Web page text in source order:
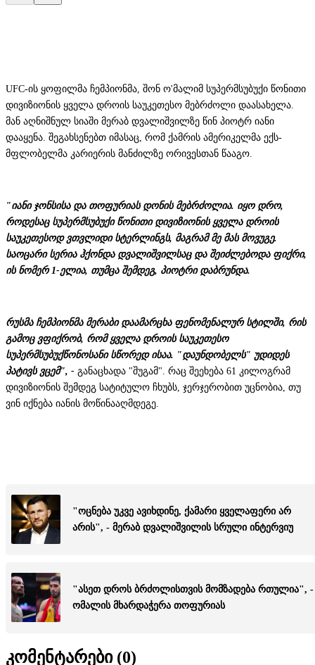
UFC-ის ყოფილმა ჩემპიონმა, შონ ო'მალიმ სუპერმსუბუქი წონითი
დივიზიონის ყველა დროის საუკეთესო მებრძოლი დაასახელა.
მან აღნიშნულ სიაში მერაბ დვალიშვილზე წინ პიოტრ იანი
დააყენა. შეგახსენებთ იმასაც, რომ ქამრის ამერიკელმა ექს-
მფლობელმა კარიერის მანძილზე ორივესთან წააგო.
"იანი ჯონსისა და თოფურიას დონის მებრძოლია. იყო დრო,
როდესაც სუპერმსუბუქი წონითი დივიზიონის ყველა დროის
საუკეთესოდ ვთვლიდი სტერლინგს, მაგრამ მე მას მოვუგე.
საოცარი სერია ჰქონდა დვალიშვილსაც და შეიძლებოდა ფიქრი,
ის ნომერ 1-ელია, თუმცა შემდეგ, პიოტრი დაბრუნდა.
რუსმა ჩემპიონმა მერაბი დაამარცხა ფენომენალურ სტილში, რის
გამოც ვფიქრობ, რომ ყველა დროის საუკეთესო
სუპერმსუბუქწონოსანი სწორედ ისაა. "დაუნდობელს" უდიდეს
პატივს ვცემ", - განაცხადა "შუგამ". რაც შეეხება 61 კილოგრამ
დივიზიონის შემდეგ სატიტულო ჩხუბს, ჯერჯერობით უცნობია, თუ
ვინ იქნება იანის მოწინააღმდეგე.
"ოცნება უკვე ავიხდინე, ქამარი ყველაფერი არ
არის", - მერაბ დვალიშვილის სრული ინტერვიუ
"ასეთ დროს ბრძოლისთვის მომზადება რთულია", -
ომალის მხარდაჭერა თოფურიას
კომენტარები (0)